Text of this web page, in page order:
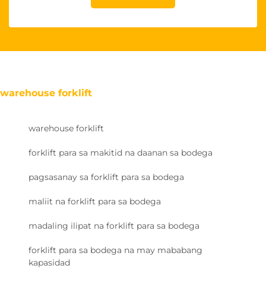
warehouse forklift
warehouse forklift
forklift para sa makitid na daanan sa bodega
pagsasanay sa forklift para sa bodega
maliit na forklift para sa bodega
madaling ilipat na forklift para sa bodega
forklift para sa bodega na may mababang
kapasidad